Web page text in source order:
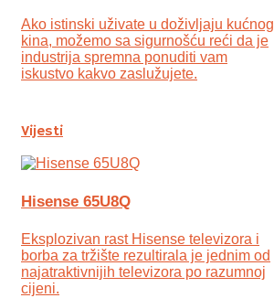
Ako istinski uživate u doživljaju kućnog
kina, možemo sa sigurnošću reći da je
industrija spremna ponuditi vam
iskustvo kakvo zaslužujete.
Vijesti
Hisense 65U8Q
Eksplozivan rast Hisense televizora i
borba za tržište rezultirala je jednim od
najatraktivnijih televizora po razumnoj
cijeni.